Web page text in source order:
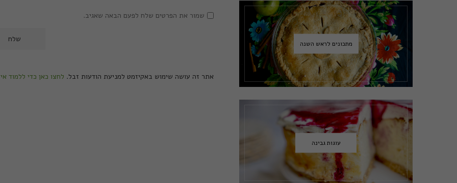
שמור את הפרטים שלח לפעם הבאה שאגיב.
אתר זה עושה שימוש באקיזמט למניעת הודעות זבל. לחצו כאן כדי ללמוד
מתכונים לראש השנה
עוגות גבינה